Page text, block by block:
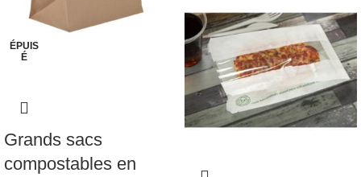
ÉPUIS
É
Grands sacs
compostables en